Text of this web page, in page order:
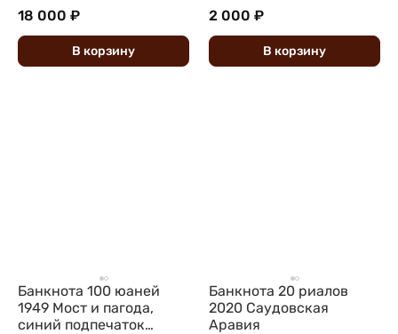
18 000 ₽
В корзину
2 000 ₽
В корзину
Банкнота 100 юаней
1949 Мост и пагода,
синий подпечаток
Банкнота 20 риалов
2020 Саудовская
Аравия